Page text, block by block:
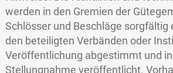
werden in den Gremien der
Schlösser und Beschläge
den beteiligten Verbänden oder
Veröffentlichung abgestimmt und
Stellungnahme veröffentlicht.
und regionales Interesse.